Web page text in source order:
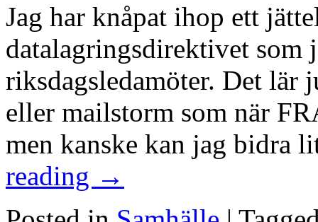
Jag har knåpat ihop ett
datalagringsdirektivet som
riksdagsledamöter. Det lär
eller mailstorm som när
men kanske kan jag
reading →